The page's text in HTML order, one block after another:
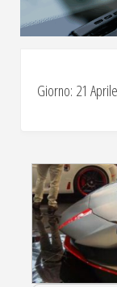
Giorno: 21